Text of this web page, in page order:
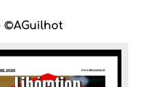
©AGuilhot